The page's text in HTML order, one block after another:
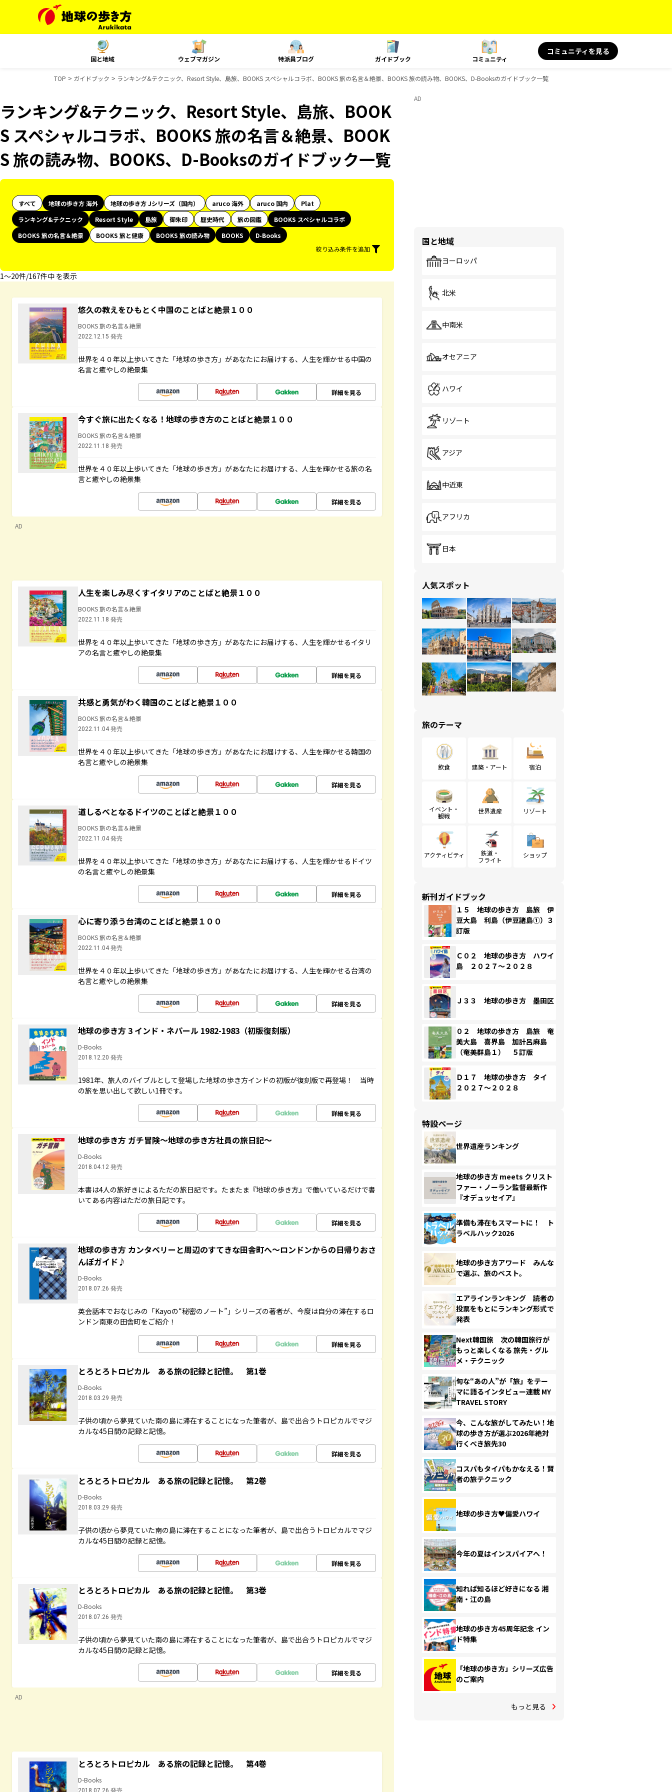
国と地域 ウェブマガジン 特派員ブログ ガイドブック コミュニティ
コミュニティを見る
TOP ガイドブック ランキング&テクニック、Resort Style、島旅、BOOKS スペシャルコラボ、BOOKS 旅の名言＆絶景、BOOKS 旅の読み物、BOOKS、D-Booksのガイドブック一覧
ランキング&テクニック、Resort Style、島旅、BOOK
S スペシャルコラボ、BOOKS 旅の名言＆絶景、BOOK
S 旅の読み物、BOOKS、D-Booksのガイドブック一覧
すべて 地球の歩き方 海外 地球の歩き方 Jシリーズ（国内） aruco 海外 aruco 国内
Plat
ランキング&テクニック
Resort Style 島旅 御朱印 歴史時代 旅の図鑑
BOOKS スペシャルコラボ
BOOKS 旅の名言＆絶景
BOOKS 旅と健康 BOOKS 旅の読み物 BOOKS
D-Books
絞り込み条件を追加
1〜20件/167件中 を表示
悠久の教えをひもとく中国のことばと絶景１００
BOOKS 旅の名言＆絶景
2022.12.15 発売
世界を４０年以上歩いてきた「地球の歩き方」があなたにお届けする、人生を輝かせる中国の
名言と癒やしの絶景集
詳細を見る
今すぐ旅に出たくなる！地球の歩き方のことばと絶景１００
BOOKS 旅の名言＆絶景
2022.11.18 発売
世界を４０年以上歩いてきた「地球の歩き方」があなたにお届けする、人生を輝かせる旅の名
言と癒やしの絶景集
詳細を見る
AD
人生を楽しみ尽くすイタリアのことばと絶景１００
BOOKS 旅の名言＆絶景
2022.11.18 発売
世界を４０年以上歩いてきた「地球の歩き方」があなたにお届けする、人生を輝かせるイタリ
アの名言と癒やしの絶景集
詳細を見る
共感と勇気がわく韓国のことばと絶景１００
BOOKS 旅の名言＆絶景
2022.11.04 発売
世界を４０年以上歩いてきた「地球の歩き方」があなたにお届けする、人生を輝かせる韓国の
名言と癒やしの絶景集
詳細を見る
道しるべとなるドイツのことばと絶景１００
BOOKS 旅の名言＆絶景
2022.11.04 発売
世界を４０年以上歩いてきた「地球の歩き方」があなたにお届けする、人生を輝かせるドイツ
の名言と癒やしの絶景集
詳細を見る
心に寄り添う台湾のことばと絶景１００
BOOKS 旅の名言＆絶景
2022.11.04 発売
世界を４０年以上歩いてきた「地球の歩き方」があなたにお届けする、人生を輝かせる台湾の
名言と癒やしの絶景集
詳細を見る
地球の歩き方 3 インド・ネパール 1982-1983（初版復刻版）
D-Books
2018.12.20 発売
1981年、旅人のバイブルとして登場した地球の歩き方インドの初版が復刻版で再登場！ 当時
の旅を思い出して欲しい1冊です。
詳細を見る
地球の歩き方 ガチ冒険～地球の歩き方社員の旅日記～
D-Books
2018.04.12 発売
本書は4人の旅好きによるただの旅日記です。たまたま『地球の歩き方』で働いているだけで書
いてある内容はただの旅日記です。
詳細を見る
地球の歩き方 カンタベリーと周辺のすてきな田舎町へ～ロンドンからの日帰りおさ
んぽガイド♪
D-Books
2018.07.26 発売
英会話本でおなじみの「Kayoの“秘密のノート”」シリーズの著者が、今度は自分の滞在するロ
ンドン南東の田舎町をご紹介！
詳細を見る
とろとろトロピカル ある旅の記録と記憶。 第1巻
D-Books
2018.03.29 発売
子供の頃から夢見ていた南の島に滞在することになった筆者が、島で出合うトロピカルでマジ
カルな45日間の記録と記憶。
詳細を見る
とろとろトロピカル ある旅の記録と記憶。 第2巻
D-Books
2018.03.29 発売
子供の頃から夢見ていた南の島に滞在することになった筆者が、島で出合うトロピカルでマジ
カルな45日間の記録と記憶。
詳細を見る
とろとろトロピカル ある旅の記録と記憶。 第3巻
D-Books
2018.07.26 発売
子供の頃から夢見ていた南の島に滞在することになった筆者が、島で出合うトロピカルでマジ
カルな45日間の記録と記憶。
詳細を見る
AD
とろとろトロピカル ある旅の記録と記憶。 第4巻
D-Books
2018.07.26 発売
AD
国と地域
ヨーロッパ
北米
中南米
オセアニア
ハワイ
リゾート
アジア
中近東
アフリカ
日本
人気スポット
旅のテーマ
飲食 建築・アート 宿泊
イベント・
観戦
世界遺産 リゾート
アクティビティ
鉄道・
フライト
ショップ
新刊ガイドブック
１５ 地球の歩き方 島旅 伊
豆大島 利島（伊豆諸島①）３
訂版
Ｃ０２ 地球の歩き方 ハワイ
島 ２０２７～２０２８
Ｊ３３ 地球の歩き方 墨田区
０２ 地球の歩き方 島旅 奄
美大島 喜界島 加計呂麻島
（奄美群島１） ５訂版
Ｄ１７ 地球の歩き方 タイ
２０２７～２０２８
特設ページ
世界遺産ランキング
地球の歩き方 meets クリスト
ファー・ノーラン監督最新作
『オデュッセイア』
準備も滞在もスマートに！ ト
ラベルハック2026
地球の歩き方アワード みんな
で選ぶ、旅のベスト。
エアラインランキング 読者の
投票をもとにランキング形式で
発表
Next韓国旅 次の韓国旅行が
もっと楽しくなる 旅先・グル
メ・テクニック
旬な“あの人”が「旅」をテー
マに語るインタビュー連載 MY
TRAVEL STORY
今、こんな旅がしてみたい！地
球の歩き方が選ぶ2026年絶対
行くべき旅先30
コスパもタイパもかなえる！賢
者の旅テクニック
地球の歩き方♥偏愛ハワイ
今年の夏はインスパイアへ！
知れば知るほど好きになる 湘
南・江の島
地球の歩き方45周年記念 イン
ド特集
「地球の歩き方」シリーズ広告
のご案内
もっと見る